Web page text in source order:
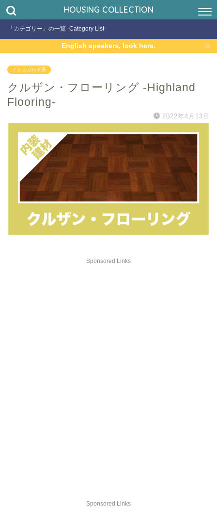
HOUSING COLLECTION
「カテゴリー」の一覧 -Category List-
English speakers, look here.
イシュガルド系
クルザン・フローリング -Highland
Flooring-
2022年4月13日
Sponsored Links
Sponsored Links